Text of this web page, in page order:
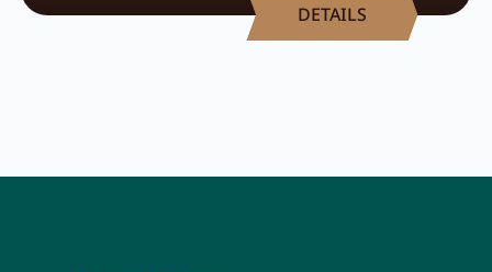
DETAILS